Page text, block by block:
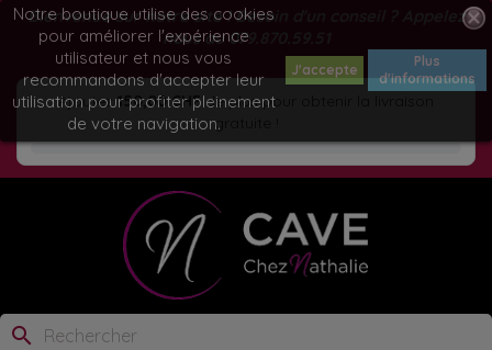
Bienvenue sur notre site ! Besoin d'un conseil ? Appelez
nous au 079.870.59.51
Ajoutez150,00 CHFde plus pour obtenir la livraison
gratuite !
search
Notre boutique utilise des cookies
pour améliorer l'expérience
utilisateur et nous vous
recommandons d'accepter leur
utilisation pour profiter pleinement
de votre navigation.
J'accepte
Plus
d'informations